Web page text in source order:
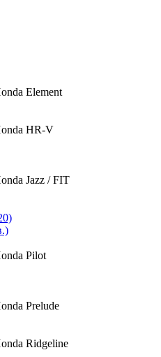
Element
HR-V
Jazz / FIT
Pilot
Prelude
Ridgeline